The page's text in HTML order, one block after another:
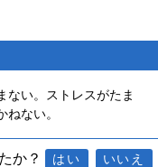
ない。ストレスがたま
ない。
か？